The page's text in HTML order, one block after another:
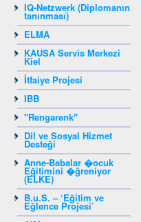
IQ-Netzwerk (Diplomanın
tanınması)
ELMA
KAUSA Servis Merkezi
Kiel
İtfaiye Projesi
IBB
"Rengarenk"
Dil ve Sosyal Hizmet
Desteği
Anne-Babalar �ocuk
Eğitimini �ğreniyor
(ELKE)
B.u.S. – ‘Eğitim ve
Eğlence Projesi’